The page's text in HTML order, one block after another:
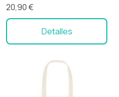
20,90 €
Detalles